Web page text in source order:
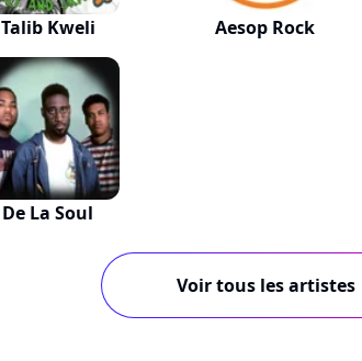
Talib Kweli Aesop Rock
De La Soul
Voir tous les artistes